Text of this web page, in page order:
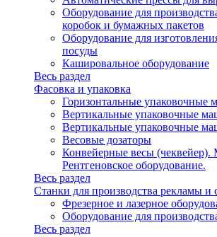
Оборудование для
коробок и бумажных пакетов
Оборудование для
посуды
Кашировальное оборудование
Весь раздел
Фасовка и упаковка
Горизонтальные упаковочные
Вертикальные упаковочные
Вертикальные упаковочные
Весовые дозаторы
Конвейерные весы (чеквейер).
Рентгеновское оборудование.
Весь раздел
Станки для производства рекламы и
Фрезерное и лазерное
Оборудование для
Весь раздел